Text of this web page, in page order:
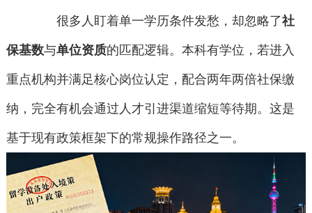
很多人盯着单一学历条件发愁，却忽略了社
保基数与单位资质的匹配逻辑。本科有学位，若进入
重点机构并满足核心岗位认定，配合两年两倍社保缴
纳，完全有机会通过人才引进渠道缩短等待期。这是
基于现有政策框架下的常规操作路径之一。